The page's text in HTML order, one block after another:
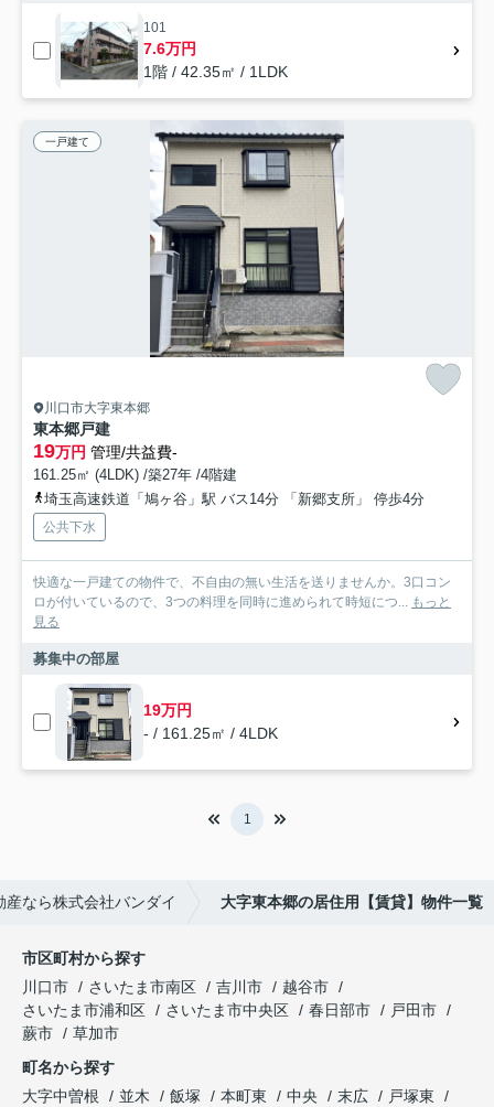
101
7.6万円
1階 / 42.35㎡ / 1LDK
一戸建て
川口市大字東本郷
東本郷戸建
19万円 管理/共益費-
161.25㎡ (4LDK) /築27年 /4階建
埼玉高速鉄道「鳩ヶ谷」駅 バス14分 「新郷支所」 停歩4分
公共下水
快適な一戸建ての物件で、不自由の無い生活を送りませんか。3口コン
ロが付いているので、3つの料理を同時に進められて時短につ... もっと
見る
募集中の部屋
19万円
- / 161.25㎡ / 4LDK
1
なら株式会社バンダイ 大字東本郷の居住用【賃貸】物件一覧
市区町村から探す
川口市
さいたま市南区 吉川市
越谷市
さいたま市浦和区
さいたま市中央区 春日部市
戸田市
蕨市
草加市
町名から探す
大字中曽根
並木 飯塚 本町東 中央 末広
戸塚東